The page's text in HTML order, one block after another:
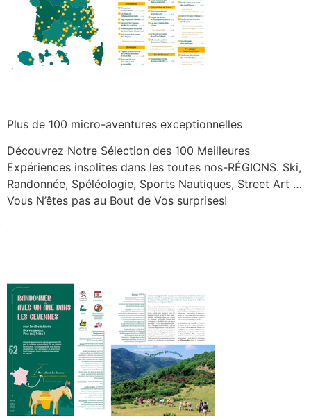
Plus de 100 micro-aventures exceptionnelles
Découvrez Notre Sélection des 100 Meilleures
Expériences insolites dans les toutes nos-RÉGIONS. Ski,
Randonnée, Spéléologie, Sports Nautiques, Street Art …
Vous N’êtes pas au Bout de Vos surprises!